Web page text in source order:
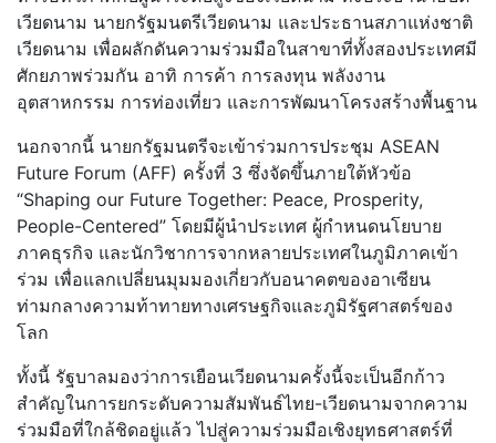
เวียดนาม นายกรัฐมนตรีเวียดนาม และประธานสภาแห่งชาติ
เวียดนาม เพื่อผลักดันความร่วมมือในสาขาที่ทั้งสองประเทศมี
ศักยภาพร่วมกัน อาทิ การค้า การลงทุน พลังงาน
อุตสาหกรรม การท่องเที่ยว และการพัฒนาโครงสร้างพื้นฐาน
นอกจากนี้ นายกรัฐมนตรีจะเข้าร่วมการประชุม ASEAN
Future Forum (AFF) ครั้งที่ 3 ซึ่งจัดขึ้นภายใต้หัวข้อ
“Shaping our Future Together: Peace, Prosperity,
People-Centered” โดยมีผู้นำประเทศ ผู้กำหนดนโยบาย
ภาคธุรกิจ และนักวิชาการจากหลายประเทศในภูมิภาคเข้า
ร่วม เพื่อแลกเปลี่ยนมุมมองเกี่ยวกับอนาคตของอาเซียน
ท่ามกลางความท้าทายทางเศรษฐกิจและภูมิรัฐศาสตร์ของ
โลก
ทั้งนี้ รัฐบาลมองว่าการเยือนเวียดนามครั้งนี้จะเป็นอีกก้าว
สำคัญในการยกระดับความสัมพันธ์ไทย-เวียดนามจากความ
ร่วมมือที่ใกล้ชิดอยู่แล้ว ไปสู่ความร่วมมือเชิงยุทธศาสตร์ที่